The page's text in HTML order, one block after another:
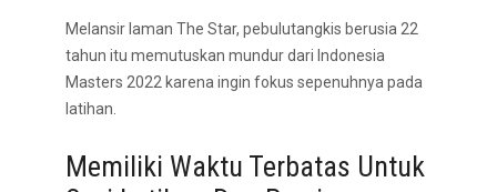
Melansir laman The Star, pebulutangkis berusia 22
tahun itu memutuskan mundur dari Indonesia
Masters 2022 karena ingin fokus sepenuhnya pada
latihan.
Memiliki Waktu Terbatas Untuk